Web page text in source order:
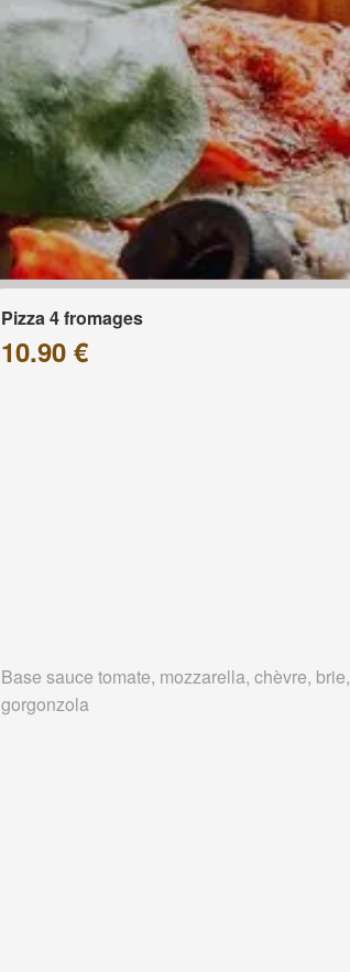
Pizza 4 fromages
10.90 €
Base sauce tomate, mozzarella, chèvre, brie,
gorgonzola